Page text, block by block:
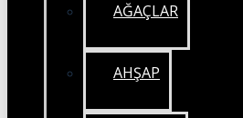
AĞAÇLAR
AHŞAP